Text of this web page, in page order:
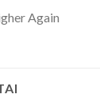
Again